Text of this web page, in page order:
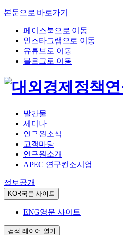
본문으로 바로가기
페이스북으로 이동
인스타그램으로 이동
유튜브로 이동
블로그로 이동
발간물
세미나
연구원소식
고객마당
연구원소개
APEC 연구컨소시엄
정보공개
KOR국문 사이트
ENG영문 사이트
검색 레이어 열기